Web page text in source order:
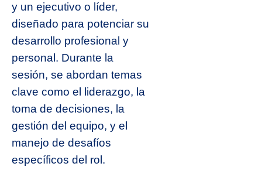
y un ejecutivo o líder,
diseñado para potenciar su
desarrollo profesional y
personal. Durante la
sesión, se abordan temas
clave como el liderazgo, la
toma de decisiones, la
gestión del equipo, y el
manejo de desafíos
específicos del rol.